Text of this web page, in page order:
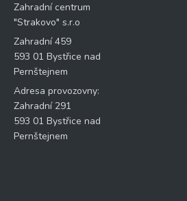
Zahradní centrum
"Strakovo" s.r.o
Zahradní 459
593 01 Bystřice nad
Pernštejnem
Adresa provozovny:
Zahradní 291
593 01 Bystřice nad
Pernštejnem